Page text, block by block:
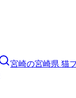
宮崎の宮崎県 猫